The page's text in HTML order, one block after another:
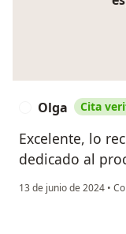
Olga Cita
Excelente, lo
dedicado al
13 de junio de 2024 •